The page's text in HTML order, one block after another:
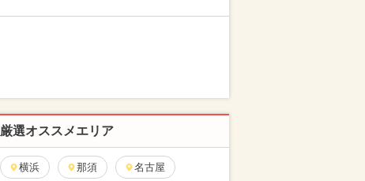
厳選オススメエリア
横浜 那須 名古屋